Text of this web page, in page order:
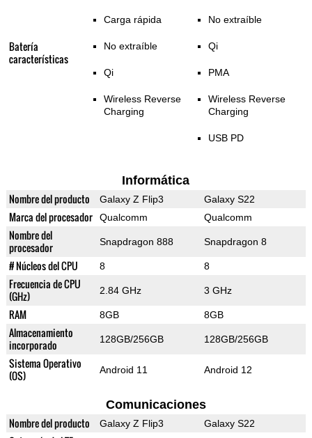
Batería
características
Carga rápida
No extraíble
Qi
Wireless Reverse
Charging
No extraíble
Qi
PMA
Wireless Reverse
Charging
USB PD
Informática
Nombre del producto Galaxy Z Flip3 Galaxy S22
Marca del procesador Qualcomm Qualcomm
Nombre del
procesador
Snapdragon 888 Snapdragon 8
# Núcleos del CPU 8 8
Frecuencia de CPU
(GHz)
2.84 GHz 3 GHz
RAM 8GB 8GB
Almacenamiento
incorporado
128GB/256GB 128GB/256GB
Sistema Operativo
(OS)
Android 11 Android 12
Comunicaciones
Nombre del producto Galaxy Z Flip3 Galaxy S22